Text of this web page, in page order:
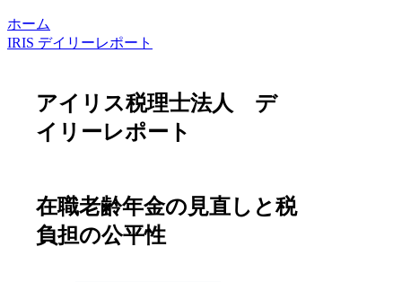
ホーム
IRIS デイリーレポート
アイリス税理士法人 デ
イリーレポート
在職老齢年金の見直しと税
負担の公平性